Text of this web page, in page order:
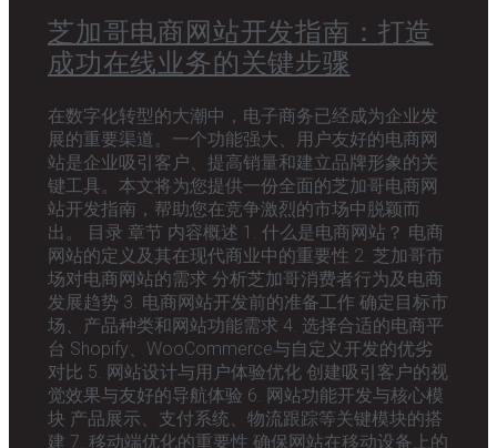
芝加哥电商网站开发指南：打造
成功在线业务的关键步骤
在数字化转型的大潮中，电子商务已经成为企业发
展的重要渠道。一个功能强大、用户友好的电商网
站是企业吸引客户、提高销量和建立品牌形象的关
键工具。本文将为您提供一份全面的芝加哥电商网
站开发指南，帮助您在竞争激烈的市场中脱颖而
出。 目录 章节 内容概述 1. 什么是电商网站？ 电商
网站的定义及其在现代商业中的重要性 2. 芝加哥市
场对电商网站的需求 分析芝加哥消费者行为及电商
发展趋势 3. 电商网站开发前的准备工作 确定目标市
场、产品种类和网站功能需求 4. 选择合适的电商平
台 Shopify、WooCommerce与自定义开发的优劣
对比 5. 网站设计与用户体验优化 创建吸引客户的视
觉效果与友好的导航体验 6. 网站功能开发与核心模
块 产品展示、支付系统、物流跟踪等关键模块的搭
建 7. 移动端优化的重要性 确保网站在移动设备上的